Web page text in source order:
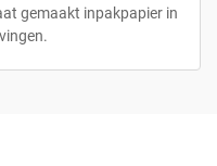
gemaakt inpakpapier in